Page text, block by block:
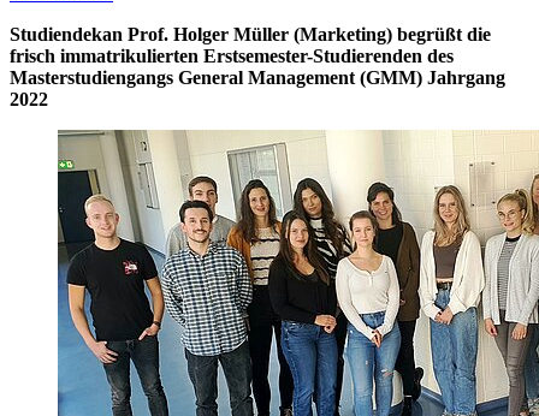
Studiendekan Prof. Holger Müller (Marketing) begrüßt die
frisch immatrikulierten Erstsemester-Studierenden des
Masterstudiengangs General Management (GMM) Jahrgang
2022